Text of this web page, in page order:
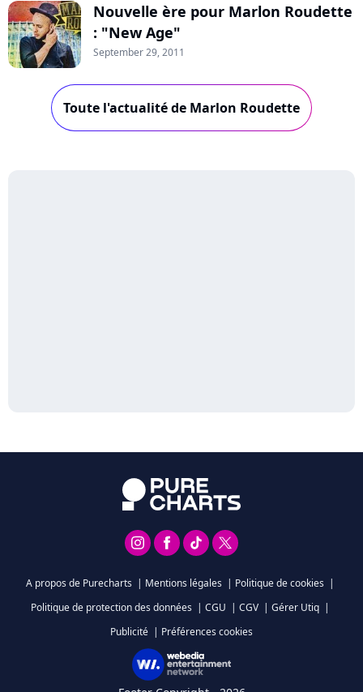
Nouvelle ère pour Marlon Roudette
: "New Age"
September 29, 2011
Toute l'actualité de Marlon Roudette
A propos de Purecharts | Mentions légales | Politique de cookies |
Politique de protection des données | CGU | CGV | Gérer Utiq |
Publicité | Préférences cookies